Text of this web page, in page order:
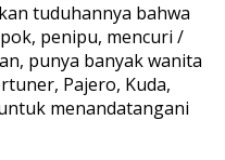
tuduhannya bahwa
penipu, mencuri /
punya banyak wanita
Pajero, Kuda,
menandatangani